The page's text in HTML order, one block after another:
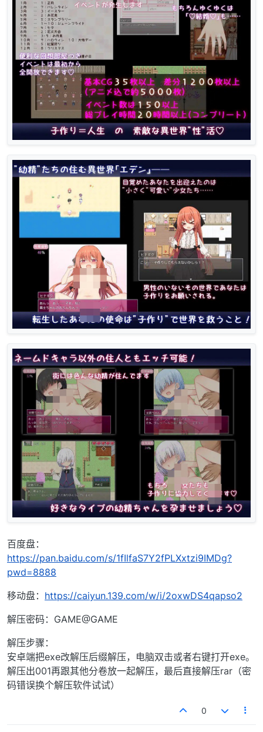
百度盘：
https://pan.baidu.com/s/1fIlfaS7Y2fPLXxtzi9IMDg?
pwd=8888
移动盘： https://caiyun.139.com/w/i/2oxwDS4qapso2
解压密码：GAME@GAME
解压步骤：
安卓端把exe改解压后缀解压，电脑双击或者右键打开exe。
解压出001再跟其他分卷放一起解压，最后直接解压rar（密
码错误换个解压软件试试）
0